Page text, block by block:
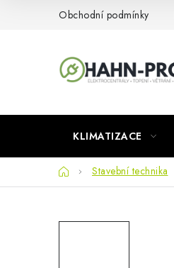
Obchodní podmínky
KLIMATIZACE
DomůStavební technika